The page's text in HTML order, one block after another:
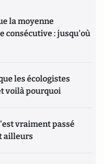
la moyenne
consécutive : jusqu'où
les écologistes
voilà pourquoi
vraiment passé
ailleurs